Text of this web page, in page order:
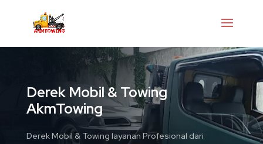
Derek Mobil & Towing
AkmTowing
Derek Mobil & Towing layanan Profesional dari